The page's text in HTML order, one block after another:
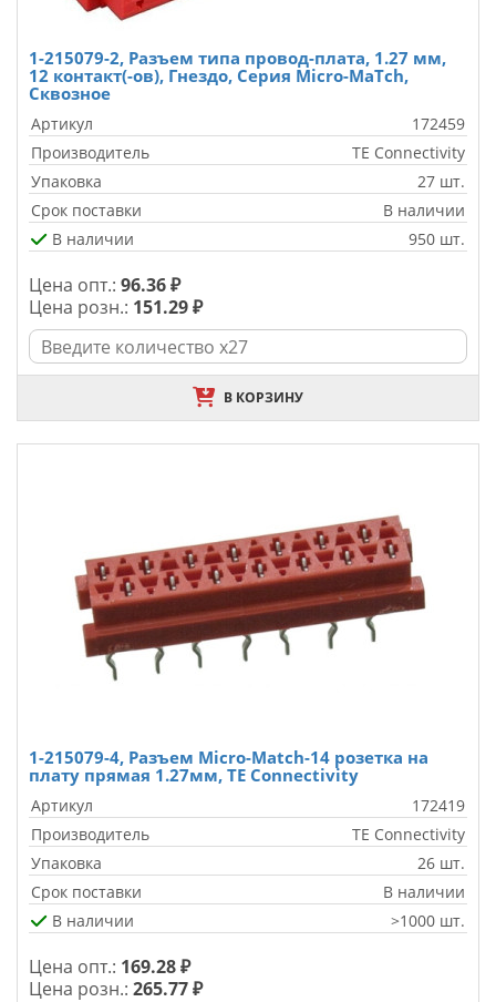
1-215079-2, Разъем типа провод-плата, 1.27 мм,
12 контакт(-ов), Гнездо, Серия Micro-MaTch,
Сквозное
Артикул
172459
Производитель
TE Connectivity
Упаковка
27 шт.
Срок поставки
В наличии
В наличии
950 шт.
Цена опт.: 96.36 ₽
Цена розн.: 151.29 ₽
В КОРЗИНУ
1-215079-4, Разъем Micro-Match-14 розетка на
плату прямая 1.27мм, TE Connectivity
Артикул
172419
Производитель
TE Connectivity
Упаковка
26 шт.
Срок поставки
В наличии
В наличии
>1000 шт.
Цена опт.: 169.28 ₽
Цена розн.: 265.77 ₽